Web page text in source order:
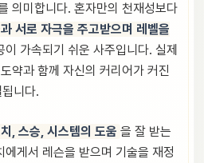
의미합니다. 혼자만의 천재성보다
서로 자극을 주고받으며 레벨을
이 가속되기 쉬운 사주입니다. 실제
약과 함께 자신의 커리어가 커진
니다.
, 스승, 시스템의 도움 을 잘 받는
게서 레슨을 받으며 기술을 재정